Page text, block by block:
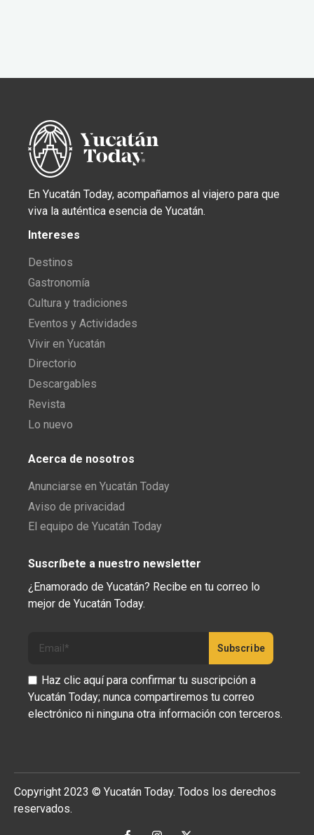
En Yucatán Today, acompañamos al viajero para que
viva la auténtica esencia de Yucatán.
Intereses
Destinos
Gastronomía
Cultura y tradiciones
Eventos y Actividades
Vivir en Yucatán
Directorio
Descargables
Revista
Lo nuevo
Acerca de nosotros
Anunciarse en Yucatán Today
Aviso de privacidad
El equipo de Yucatán Today
Suscríbete a nuestro newsletter
¿Enamorado de Yucatán? Recibe en tu correo lo
mejor de Yucatán Today.
Haz clic aquí para confirmar tu suscripción a
Yucatán Today; nunca compartiremos tu correo
electrónico ni ninguna otra información con terceros.
Copyright 2023 © Yucatán Today. Todos los derechos
reservados.